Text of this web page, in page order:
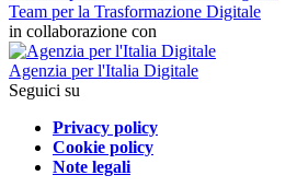
Team per la Trasformazione Digitale
in collaborazione con
Agenzia per l'Italia Digitale
Seguici su
Privacy policy
Cookie policy
Note legali